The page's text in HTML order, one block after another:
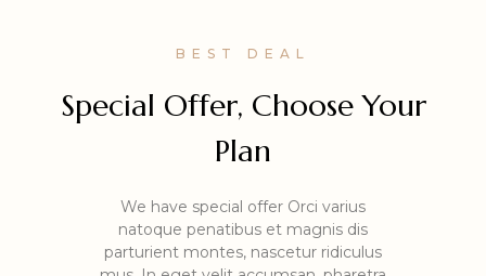
BEST DEAL
Special Offer, Choose Your
Plan
We have special offer Orci varius
natoque penatibus et magnis dis
parturient montes, nascetur ridiculus